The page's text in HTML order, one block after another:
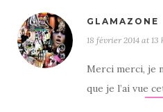
GLAMAZONE
18 février 2014 at
Merci merci, je
que je l’ai vue